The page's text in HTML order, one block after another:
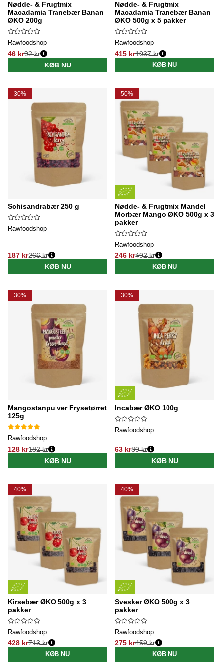
Nødde- & Frugtmix
Macadamia Tranebær Banan
ØKO 200g
Rawfoodshop
46 kr
Normalpris:
92 kr
KØB NU
Nødde- & Frugtmix
Macadamia Tranebær Banan
ØKO 500g x 5 pakker
Rawfoodshop
415 kr
Normalpris:
1037 kr
KØB NU
30%
Schisandrabær 250 g
Rawfoodshop
187 kr
Normalpris:
266 kr
KØB NU
50%
Nødde- & Frugtmix Mandel
Morbær Mango ØKO 500g x 3
pakker
Rawfoodshop
246 kr
Normalpris:
492 kr
KØB NU
30%
Mangostanpulver Frysetørret
125g
Rawfoodshop
128 kr
Normalpris:
182 kr
KØB NU
30%
Incabær ØKO 100g
Rawfoodshop
63 kr
Normalpris:
89 kr
KØB NU
40%
Kirsebær ØKO 500g x 3
pakker
Rawfoodshop
428 kr
Normalpris:
713 kr
KØB NU
40%
Svesker ØKO 500g x 3
pakker
Rawfoodshop
275 kr
Normalpris:
459 kr
KØB NU